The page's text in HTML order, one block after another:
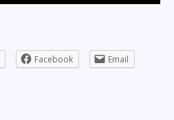
Facebook Email